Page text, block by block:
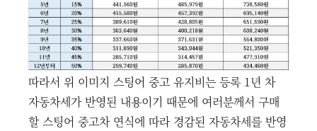
따라서 위 이미지 스팅어 중고 유지비는 등록 1년 차
자동차세가 반영된 내용이기 때문에 여러분께서 구매
할 스팅어 중고차 연식에 따라 경감된 자동차세를 반영